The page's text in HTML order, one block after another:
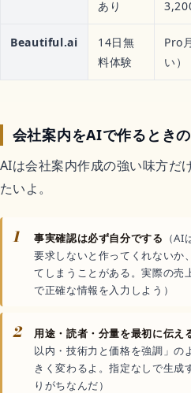
あり
Beautiful.ai
14日無
料体験
Pro
い）
会社案内をAIで作るとき
AIは会社案内作成の強い味方だ
たいよ。
1 事実確認は必ず自分でする （
要求しないと作ってくれないか
てしまうことがある。実際の売
で正確な情報を入力しよう）
2 用途・読者・分量を最初に伝え
以内・技術力と価格を強調」の
きく変わるよ。指定なしで生成
りがちなんだ）